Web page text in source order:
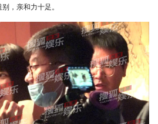
，亲和力十足。